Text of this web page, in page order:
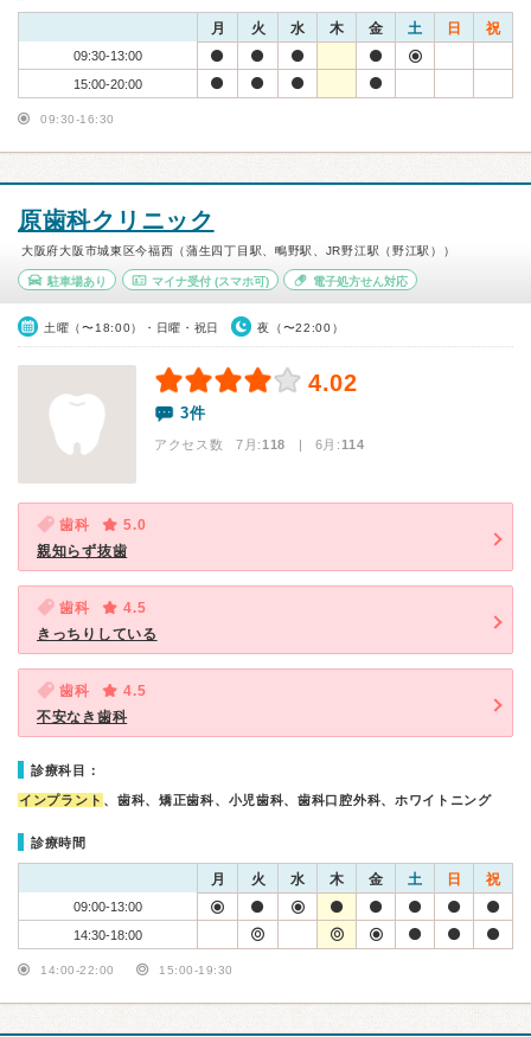
月 火 水 木 金 土 日 祝
09:30-13:00
15:00-20:00
09:30-16:30
原歯科クリニック
大阪府大阪市城東区今福西（蒲生四丁目駅、鴫野駅、JR野江駅（野江駅））
駐車場あり マイナ受付(スマホ可) 電子処方せん対応
土曜（〜18:00）・日曜・祝日 夜（〜22:00）
4.02
3件
アクセス数 7月:118 | 6月:114
歯科
5.0
親知らず抜歯
歯科
4.5
きっちりしている
歯科
4.5
不安なき歯科
診療科目：
インプラント 、歯科、矯正歯科、小児歯科、歯科口腔外科、ホワイトニング
診療時間
月 火 水 木 金 土 日 祝
09:00-13:00
14:30-18:00
14:00-22:00 15:00-19:30